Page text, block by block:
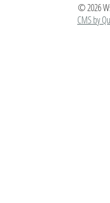
© 2026
CMS by